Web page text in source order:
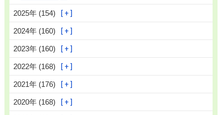
2025年 (154)
2024年 (160)
2023年 (160)
2022年 (168)
2021年 (176)
2020年 (168)